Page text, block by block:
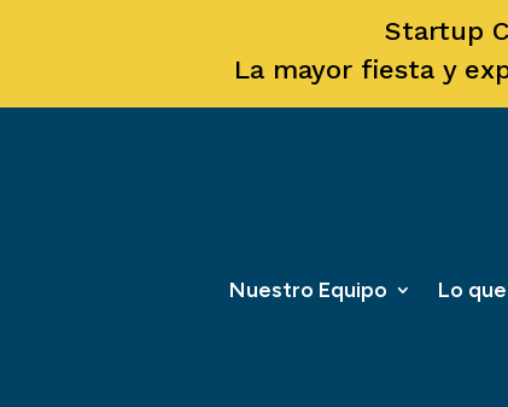
Startup
La mayor fiesta y
Nuestro Equipo Lo